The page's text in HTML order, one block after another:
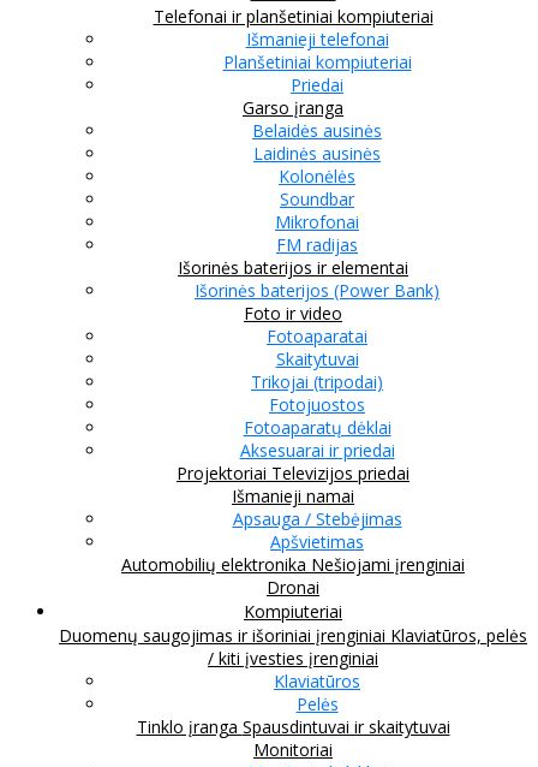
Telefonai ir planšetiniai kompiuteriai
Išmanieji telefonai
Planšetiniai kompiuteriai
Priedai
Garso įranga
Belaidės ausinės
Laidinės ausinės
Kolonėlės
Soundbar
Mikrofonai
FM radijas
Išorinės baterijos ir elementai
Išorinės baterijos (Power Bank)
Foto ir video
Fotoaparatai
Skaitytuvai
Trikojai (tripodai)
Fotojuostos
Fotoaparatų dėklai
Aksesuarai ir priedai
Projektoriai Televizijos priedai
Išmanieji namai
Apsauga / Stebėjimas
Apšvietimas
Automobilių elektronika Nešiojami įrenginiai
Dronai
Kompiuteriai
Duomenų saugojimas ir išoriniai įrenginiai Klaviatūros, pelės
/ kiti įvesties įrenginiai
Klaviatūros
Pelės
Tinklo įranga Spausdintuvai ir skaitytuvai
Monitoriai